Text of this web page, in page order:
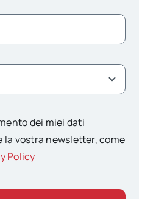
dei miei dati
la vostra newsletter, come
Policy